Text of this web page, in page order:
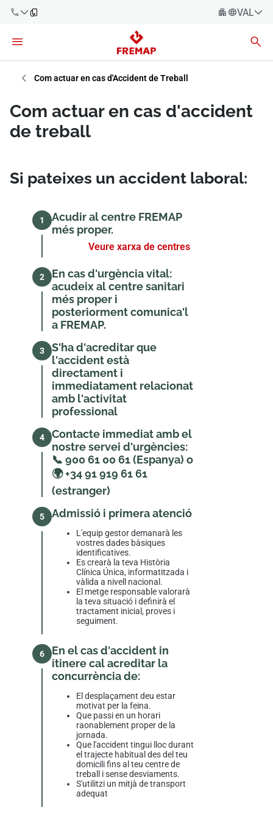
900 61 00
61
+34 91
919 61 61
900 61 00
Empreses
Treballadors
Autònoms
Com actuar en cas d'Accident de Treball
Com actuar en cas d'accident
de treball
Si pateixes un accident laboral:
1
Acudir al centre FREMAP
més proper.
Veure xarxa de centres
2
En cas d'urgència vital:
acudeix al centre sanitari
més proper i
posteriorment comunica'l
a FREMAP.
3
S'ha d'acreditar que
l'accident està
directament i
immediatament relacionat
amb l'activitat
professional
4
Contacte immediat amb el
nostre servei d'urgències:
📞 900 61 00 61 (Espanya) o
🌍 +34 91 919 61 61
(estranger)
5 Admissió i primera atenció
L'equip gestor demanarà les
vostres dades bàsiques
identificatives.
Es crearà la teva Història
Clínica Única, informatitzada i
vàlida a nivell nacional.
El metge responsable valorarà
la teva situació i definirà el
tractament inicial, proves i
seguiment.
6
En el cas d'accident in
itinere cal acreditar la
concurrència de:
El desplaçament deu estar
motivat per la feina.
Que passi en un horari
raonablement proper de la
jornada.
Que l'accident tingui lloc durant
el trajecte habitual des del teu
domicili fins al teu centre de
treball i sense desviaments.
S'utilitzi un mitjà de transport
adequat